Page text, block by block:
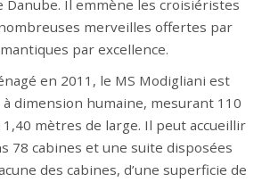
Danube. Il emmène les croisiéristes
merveilles offertes par
par excellence.
en 2011, le MS Modigliani est
dimension humaine, mesurant 110
mètres de large. Il peut accueillir
78 cabines et une suite disposées
des cabines, d’une superficie de